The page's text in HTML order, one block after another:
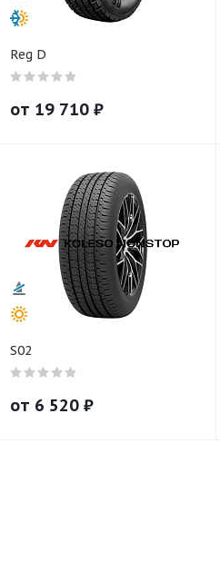
Reg D
от 19 710 ₽
S02
от 6 520 ₽